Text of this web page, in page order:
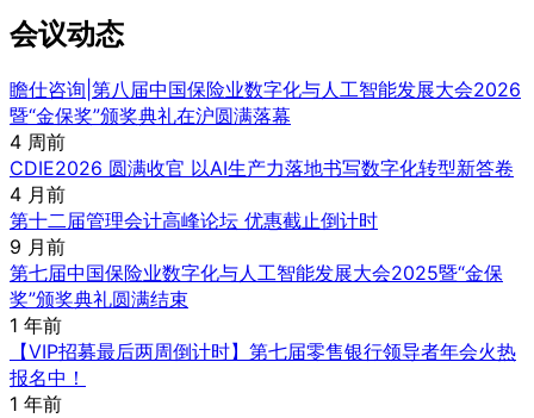
会议动态
瞻仕咨询|第八届中国保险业数字化与人工智能发展大会2026
暨“金保奖”颁奖典礼在沪圆满落幕
4 周前
CDIE2026 圆满收官 以AI生产力落地书写数字化转型新答卷
4 月前
第十二届管理会计高峰论坛 优惠截止倒计时
9 月前
第七届中国保险业数字化与人工智能发展大会2025暨“金保
奖”颁奖典礼圆满结束
1 年前
【VIP招募最后两周倒计时】第七届零售银行领导者年会火热
报名中！
1 年前